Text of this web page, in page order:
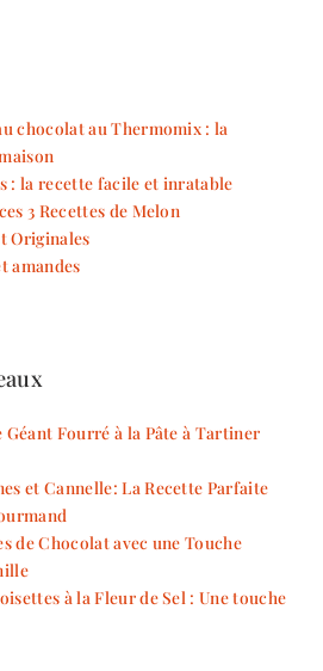
chocolat au Thermomix : la
: la recette facile et inratable
3 Recettes de Melon
Originales
amandes
Fourré à la Pâte à Tartiner
et Cannelle: La Recette Parfaite
de Chocolat avec une Touche
à la Fleur de Sel : Une touche